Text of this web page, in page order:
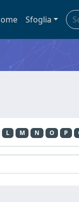
Sfoglia
L M N O P